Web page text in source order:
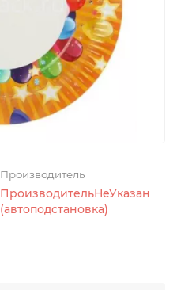
Производитель
ПроизводительНеУказан
(автоподстановка)